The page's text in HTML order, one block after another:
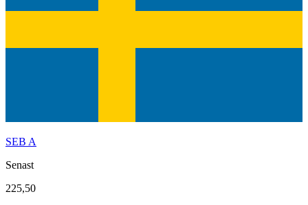
SEB A
Senast
225,50